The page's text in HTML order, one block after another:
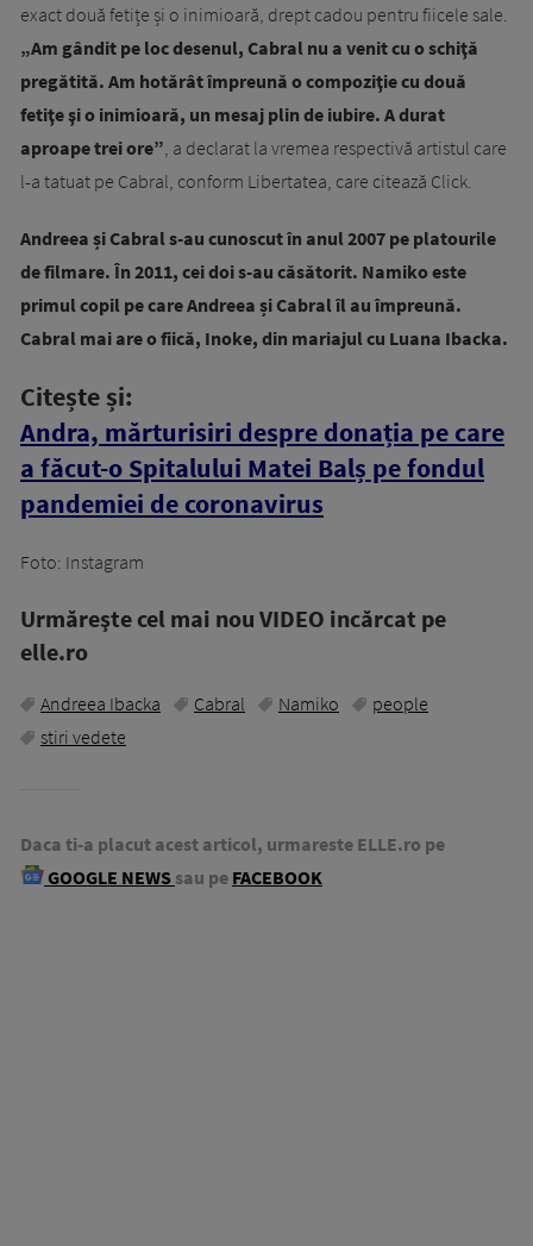
exact două fetițe și o inimioară, drept cadou pentru fiicele sale.
„Am gândit pe loc desenul, Cabral nu a venit cu o schiţă
pregătită. Am hotărât împreună o compoziţie cu două
fetiţe şi o inimioară, un mesaj plin de iubire. A durat
aproape trei ore” , a declarat la vremea respectivă artistul care
l-a tatuat pe Cabral, conform Libertatea, care citează Click.
Andreea și Cabral s-au cunoscut în anul 2007 pe platourile
de filmare. În 2011, cei doi s-au căsătorit. Namiko este
primul copil pe care Andreea și Cabral îl au împreună.
Cabral mai are o fiică, Inoke, din mariajul cu Luana Ibacka.
Citește și:
Andra, mărturisiri despre donația pe care
a făcut-o Spitalului Matei Balș pe fondul
pandemiei de coronavirus
Foto: Instagram
Urmăreşte cel mai nou VIDEO incărcat pe
elle.ro
Andreea Ibacka Cabral Namiko
people
stiri vedete
Daca ti-a placut acest articol, urmareste ELLE.ro pe
GOOGLE NEWS sau pe FACEBOOK